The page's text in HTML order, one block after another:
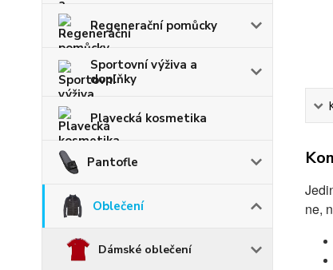
Regenerační pomůcky
Sportovní výživa a
doplňky
Plavecká kosmetika
Pantofle
Oblečení
Dámské oblečení
ne,